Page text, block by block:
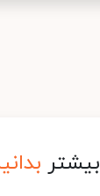
بیشتر بدانید